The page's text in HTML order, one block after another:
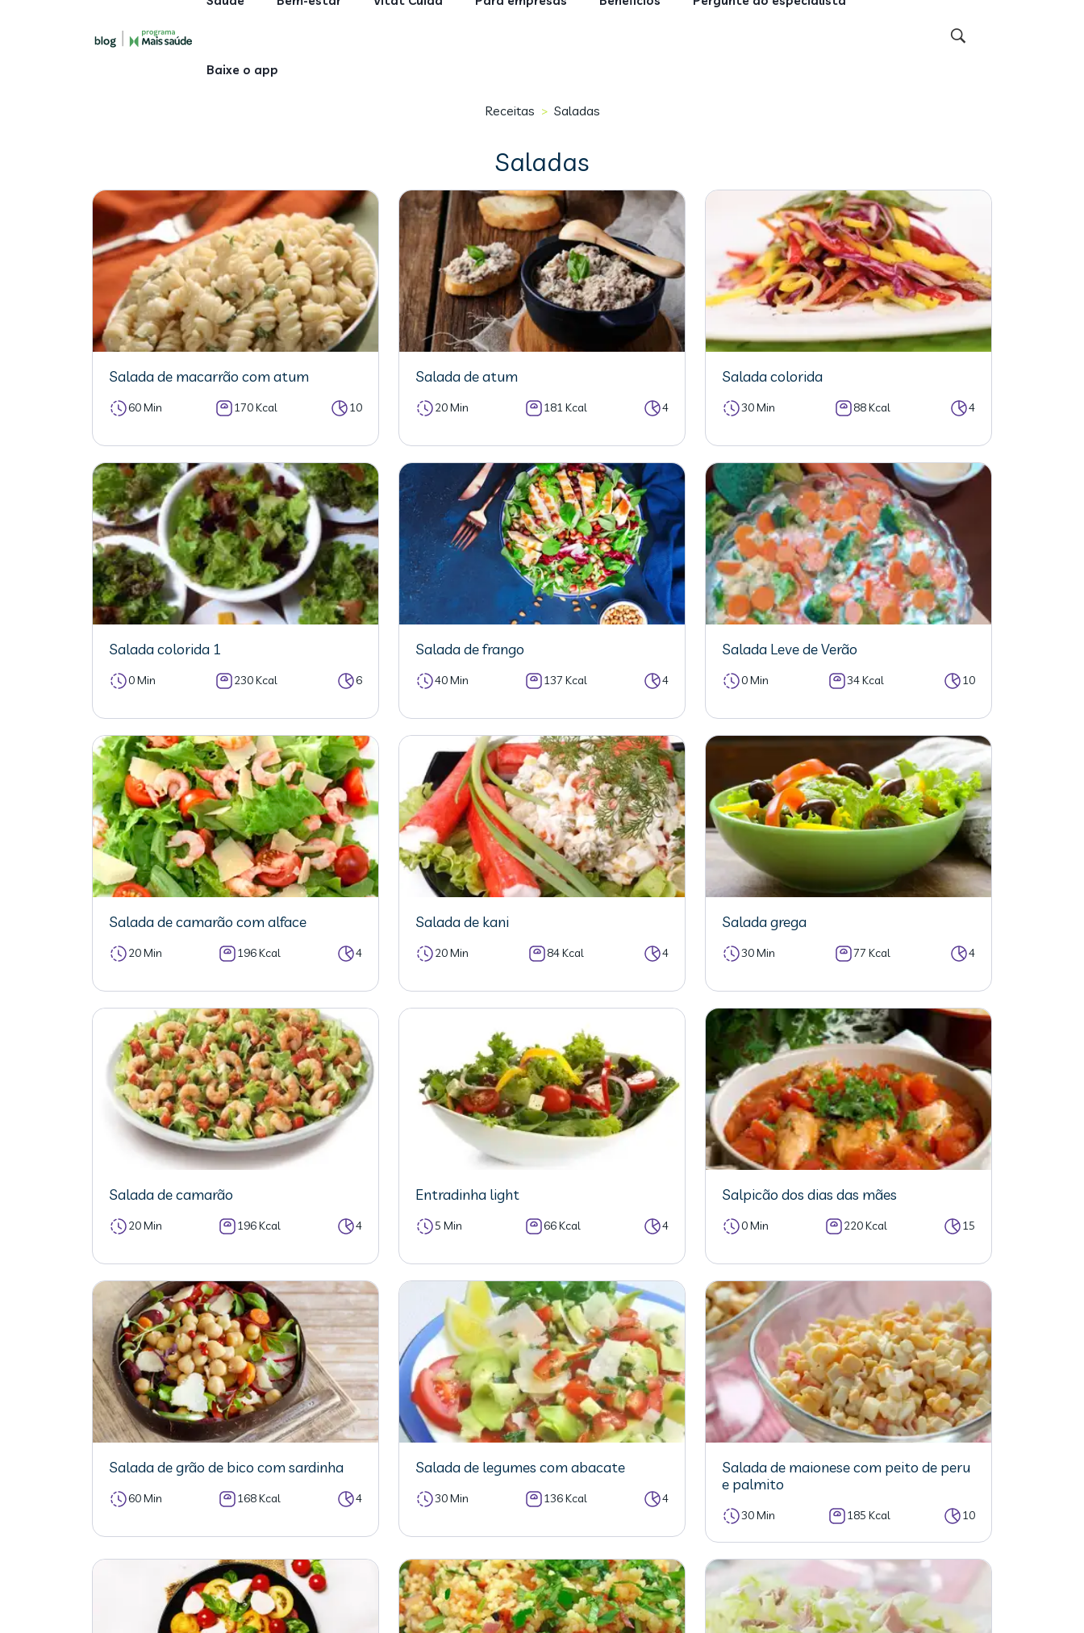
Baixe o app
Receitas > Saladas
Saladas
Salada de macarrão com atum
60 Min 170 Kcal 10
Salada de atum
20 Min 181 Kcal 4
Salada colorida
30 Min 88 Kcal 4
Salada colorida 1
0 Min 230 Kcal 6
Salada de frango
40 Min 137 Kcal 4
Salada Leve de Verão
0 Min 34 Kcal 10
Salada de camarão com alface
20 Min 196 Kcal 4
Salada de kani
20 Min 84 Kcal 4
Salada grega
30 Min 77 Kcal 4
Salada de camarão
20 Min 196 Kcal 4
Entradinha light
5 Min 66 Kcal 4
Salpicão dos dias das mães
0 Min 220 Kcal 15
Salada de grão de bico com sardinha
60 Min 168 Kcal 4
Salada de legumes com abacate
30 Min 136 Kcal 4
Salada de maionese com peito de peru
e palmito
30 Min 185 Kcal 10